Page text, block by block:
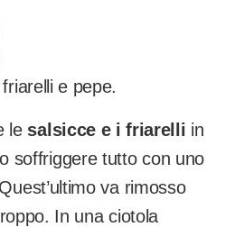
e pepe.
le salsicce e i friarelli in
soffriggere tutto con uno
va rimosso
In una ciotola